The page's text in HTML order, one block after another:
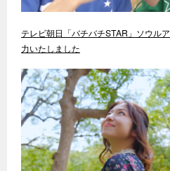
テレビ朝日「バチバチSTAR」ソウル
力いたしました